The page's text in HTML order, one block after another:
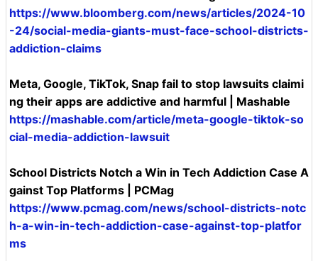
https://www.bloomberg.com/news/articles/2024-10
-24/social-media-giants-must-face-school-districts-
addiction-claims
Meta, Google, TikTok, Snap fail to stop lawsuits claimi
ng their apps are addictive and harmful | Mashable
https://mashable.com/article/meta-google-tiktok-so
cial-media-addiction-lawsuit
School Districts Notch a Win in Tech Addiction Case A
gainst Top Platforms | PCMag
https://www.pcmag.com/news/school-districts-notc
h-a-win-in-tech-addiction-case-against-top-platfor
ms